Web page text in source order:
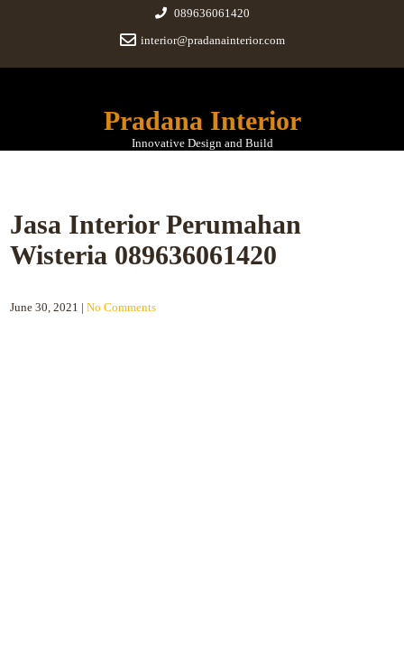
089636061420
interior@pradanainterior.com
Pradana Interior
Innovative Design and Build
Jasa Interior Perumahan
Wisteria 089636061420
June 30, 2021 |No Comments